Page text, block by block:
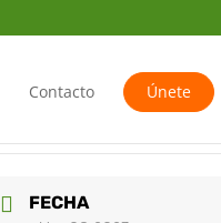
Contacto Únete
FECHA